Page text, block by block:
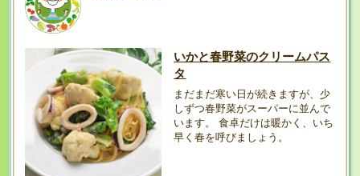
いかと春野菜のクリームパス
タ
まだまだ寒い日が続きますが、少
しずつ春野菜がスーパーに並んで
います。 食卓だけは暖かく、いち
早く春を呼びましょう。